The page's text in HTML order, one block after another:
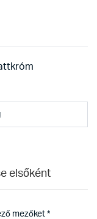
elsőként
mezőket*